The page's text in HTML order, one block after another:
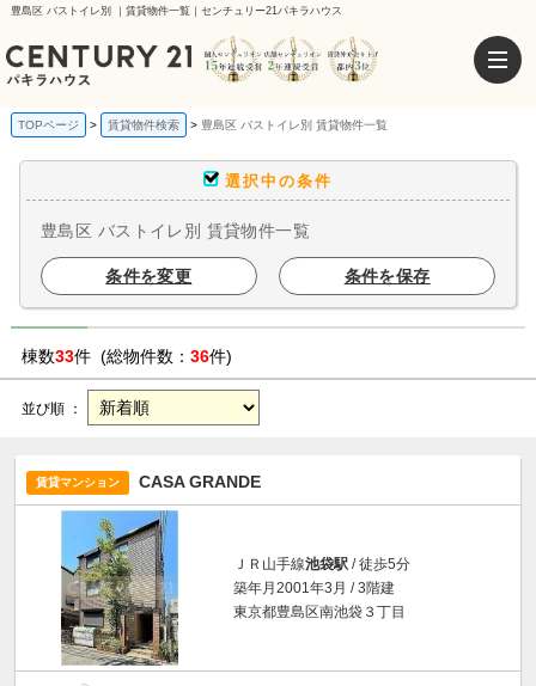
豊島区 バストイレ別 ｜賃貸物件一覧｜センチュリー21パキラハウス
TOPページ 賃貸物件検索 豊島区 バストイレ別 賃貸物件一覧
選択中の条件
豊島区 バストイレ別 賃貸物件一覧
条件を変更 条件を保存
棟数33件 (総物件数： 36件)
並び順 ：
賃貸マンション CASA GRANDE
ＪＲ山手線池袋駅 / 徒歩5分
築年月2001年3月 / 3階建
東京都豊島区南池袋３丁目